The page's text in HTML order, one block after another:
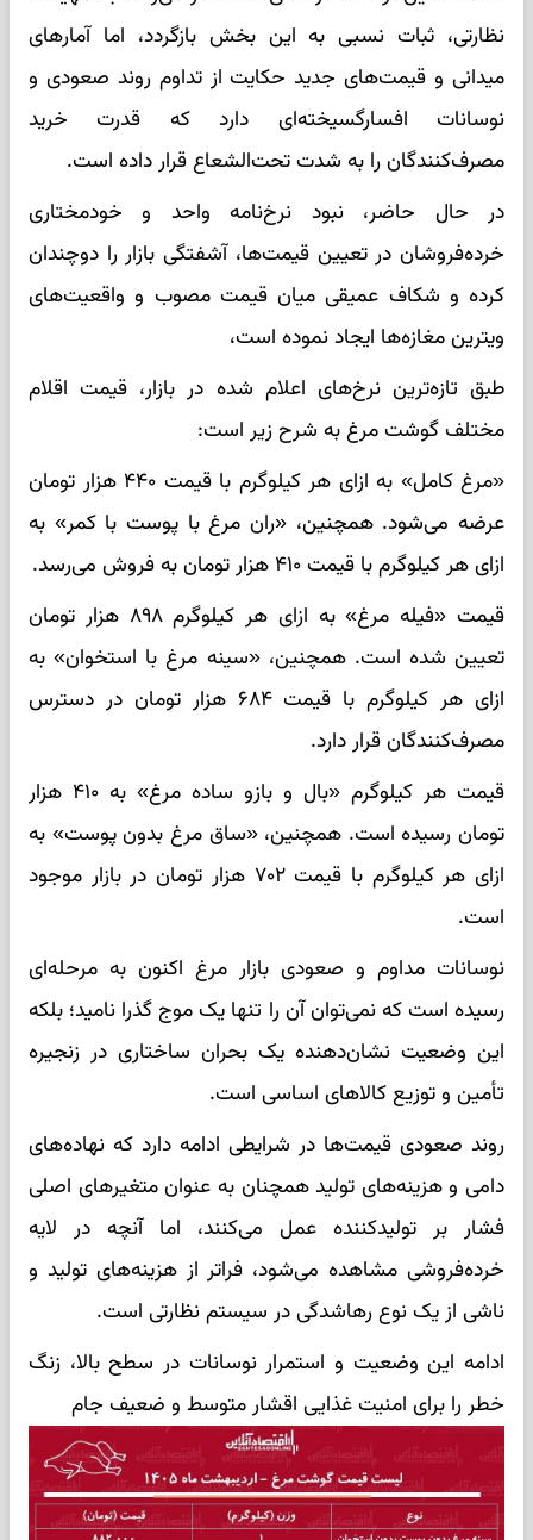
نظارتی، ثبات نسبی به این بخش بازگردد، اما آمارهای
میدانی و قیمت‌های جدید حکایت از تداوم روند صعودی و
نوسانات افسارگسیخته‌ای دارد که قدرت خرید
مصرف‌کنندگان را به شدت تحت‌الشعاع قرار داده است.
در حال حاضر، نبود نرخ‌نامه واحد و خودمختاری
خرده‌فروشان در تعیین قیمت‌ها، آشفتگی بازار را دوچندان
کرده و شکاف عمیقی میان قیمت مصوب و واقعیت‌های
ویترین مغازه‌ها ایجاد نموده است،
طبق تازه‌ترین نرخ‌های اعلام شده در بازار، قیمت اقلام
مختلف گوشت مرغ به شرح زیر است:
«مرغ کامل» به ازای هر کیلوگرم با قیمت ۴۴۰ هزار تومان
عرضه می‌شود. همچنین، «ران مرغ با پوست با کمر» به
ازای هر کیلوگرم با قیمت ۴۱۰ هزار تومان به فروش می‌رسد.
قیمت «فیله مرغ» به ازای هر کیلوگرم ۸۹۸ هزار تومان
تعیین شده است. همچنین، «سینه مرغ با استخوان» به
ازای هر کیلوگرم با قیمت ۶۸۴ هزار تومان در دسترس
مصرف‌کنندگان قرار دارد.
قیمت هر کیلوگرم «بال و بازو ساده مرغ» به ۴۱۰ هزار
تومان رسیده است. همچنین، «ساق مرغ بدون پوست» به
ازای هر کیلوگرم با قیمت ۷۰۲ هزار تومان در بازار موجود
است.
نوسانات مداوم و صعودی بازار مرغ اکنون به مرحله‌ای
رسیده است که نمی‌توان آن را تنها یک موج گذرا نامید؛ بلکه
این وضعیت نشان‌دهنده یک بحران ساختاری در زنجیره
تأمین و توزیع کالاهای اساسی است.
روند صعودی قیمت‌ها در شرایطی ادامه دارد که نهاده‌های
دامی و هزینه‌های تولید همچنان به عنوان متغیرهای اصلی
فشار بر تولیدکننده عمل می‌کنند، اما آنچه در لایه
خرده‌فروشی مشاهده می‌شود، فراتر از هزینه‌های تولید و
ناشی از یک نوع رهاشدگی در سیستم نظارتی است.
ادامه این وضعیت و استمرار نوسانات در سطح بالا، زنگ
خطر را برای امنیت غذایی اقشار متوسط و ضعیف جام